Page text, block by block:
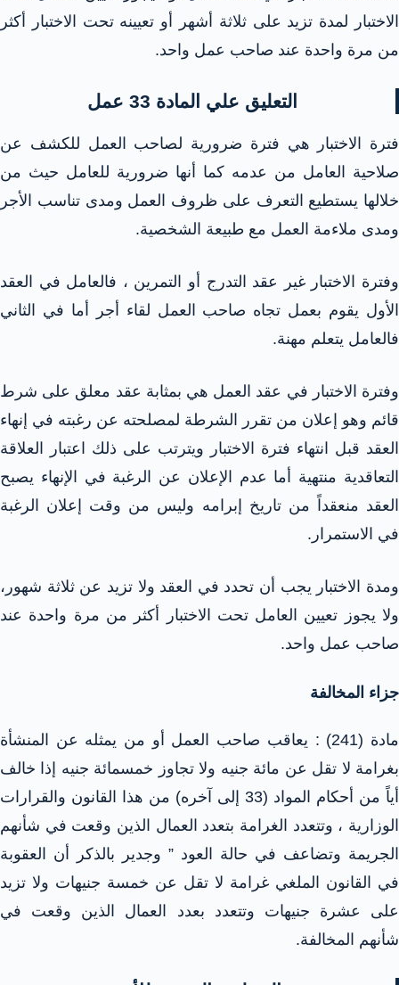
الاختبار لمدة تزيد على ثلاثة أشهر أو تعيينه تحت الاختبار أكثر
من مرة واحدة عند صاحب عمل واحد.
التعليق علي المادة 33 عمل
فترة الاختبار هي فترة ضرورية لصاحب العمل للكشف عن
صلاحية العامل من عدمه كما أنها ضرورية للعامل حيث من
خلالها يستطيع التعرف على ظروف العمل ومدى تناسب الأجر
ومدى ملاءمة العمل مع طبيعة الشخصية.
وفترة الاختبار غير عقد التدرج أو التمرين ، فالعامل في العقد
الأول يقوم بعمل تجاه صاحب العمل لقاء أجر أما في الثاني
فالعامل يتعلم مهنة.
وفترة الاختبار في عقد العمل هي بمثابة عقد معلق على شرط
قائم وهو إعلان من تقرر الشرطة لمصلحته عن رغبته في إنهاء
العقد قبل انتهاء فترة الاختبار ويترتب على ذلك اعتبار العلاقة
التعاقدية منتهية أما عدم الإعلان عن الرغبة في الإنهاء يصبح
العقد منعقداً من تاريخ إبرامه وليس من وقت إعلان الرغبة
في الاستمرار.
ومدة الاختبار يجب أن تحدد في العقد ولا تزيد عن ثلاثة شهور،
ولا يجوز تعيين العامل تحت الاختبار أكثر من مرة واحدة عند
صاحب عمل واحد.
جزاء المخالفة
مادة (241) : يعاقب صاحب العمل أو من يمثله عن المنشأة
بغرامة لا تقل عن مائة جنيه ولا تجاوز خمسمائة جنيه إذا خالف
أياً من أحكام المواد (33 إلى آخره) من هذا القانون والقرارات
الوزارية ، وتتعدد الغرامة بتعدد العمال الذين وقعت في شأنهم
الجريمة وتضاعف في حالة العود ” وجدير بالذكر أن العقوبة
في القانون الملغي غرامة لا تقل عن خمسة جنيهات ولا تزيد
على عشرة جنيهات وتتعدد بعدد العمال الذين وقعت في
شأنهم المخالفة.